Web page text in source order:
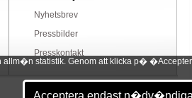
statistik. Genom att klicka p�
Acceptera endast
Nyhetsbrev
Pressbilder
Presskontakt